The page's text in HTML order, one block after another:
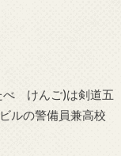
べ けんご)は剣道五
ルの警備員兼高校